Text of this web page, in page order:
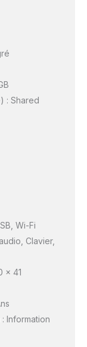
: Shared
Wi-Fi
Clavier,
x 41
Information